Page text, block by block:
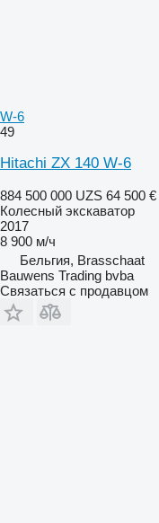
W-6
49
Hitachi ZX 140 W-6
884 500 000 UZS 64 500 €
Колесный экскаватор
2017
8 900 м/ч
Бельгия, Brasschaat
Bauwens Trading bvba
Связаться с продавцом